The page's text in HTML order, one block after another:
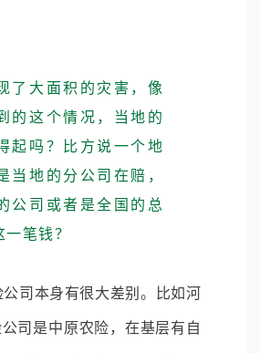
了大面积的灾害，像
的这个情况，当地的
起吗？比方说一个地
当地的分公司在赔，
公司或者是全国的总
笔钱？
公司本身有很大差别。比如河
司是中原农险，在基层有自